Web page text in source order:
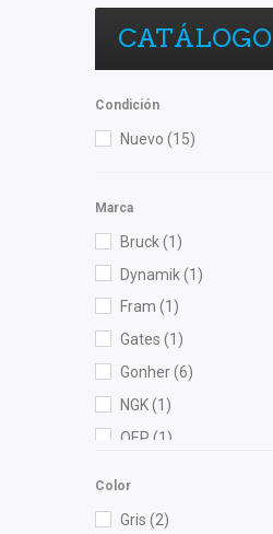
CATÁLOGO
Condición
Nuevo (15)
Marca
Bruck(1)
Dynamik(1)
Fram (1)
Gates (1)
Gonher(6)
NGK(1)
OEP (1)
Color
Gris (2)